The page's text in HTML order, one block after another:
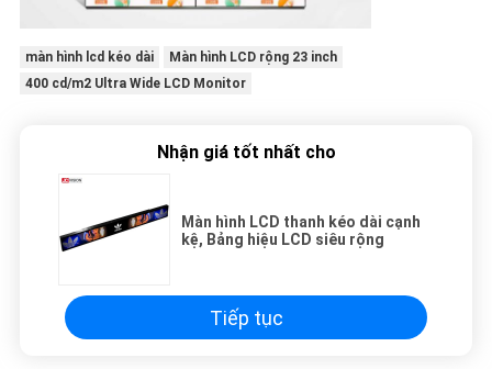
màn hình lcd kéo dài
Màn hình LCD rộng 23 inch
400 cd/m2 Ultra Wide LCD Monitor
Nhận giá tốt nhất cho
Màn hình LCD thanh kéo dài cạnh
kệ, Bảng hiệu LCD siêu rộng
Tiếp tục